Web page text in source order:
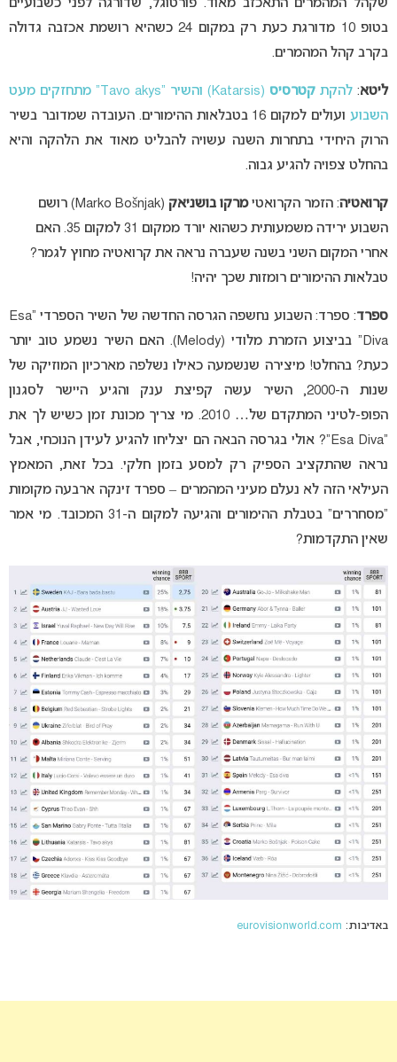
שקהל המהמרים התאכזב מאוד. פורטוגל, שדורגה לפני כשבועיים
בטופ 10 מדורגת כעת רק במקום 24 כשהיא רושמת אכזבה גדולה
בקרב קהל המהמרים.
ליטא: להקת קטרסיס
(Katarsis) והשיר “Tavo akys” מתחזקים מעט
השבוע
ועולים למקום 16 בטבלאות ההימורים. העובדה שמדובר בשיר
הרוק היחידי בתחרות השנה עשויה להבליט מאוד את הלהקה והיא
בהחלט צפויה להגיע גבוה.
קרואטיה: הזמר הקרואטימרקו בושניאק
(Marko Bošnjak) רושם
השבוע ירידה משמעותית כשהוא יורד ממקום 31 למקום 35. האם
אחרי המקום השני בשנה שעברה נראה את קרואטיה מחוץ לגמר?
טבלאות ההימורים רומזות שכך יהיה!
ספרד
: ספרד: השבוע נחשפה הגרסה החדשה של השיר הספרדי “Esa
Diva” בביצוע הזמרת מלודי (Melody). האם השיר נשמע טוב יותר
כעת? בהחלט! מיצירה שנשמעה כאילו נשלפה מארכיון המוזיקה של
שנות ה-2000, השיר עשה קפיצת ענק והגיע היישר לסגנון
הפופ-לטיני המתקדם של… 2010. מי צריך מכונת זמן כשיש לך את
“Esa Diva”? אולי בגרסה הבאה הם יצליחו להגיע לעידן הנוכחי, אבל
נראה שהתקציב הספיק רק למסע בזמן חלקי. בכל זאת, המאמץ
העילאי הזה לא נעלם מעיני המהמרים – ספרד זינקה ארבעה מקומות
“מסחררים” בטבלת ההימורים והגיעה למקום ה-31 המכובד. מי אמר
שאין התקדמות?
באדיבות: eurovisionworld.com